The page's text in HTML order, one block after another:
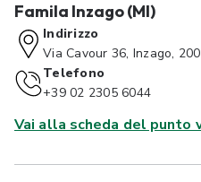
Famila Inzago (MI)
Indirizzo
Via Cavour 36, Inzago,
Telefono
+39 02 2305 6044
Vai alla scheda del punto